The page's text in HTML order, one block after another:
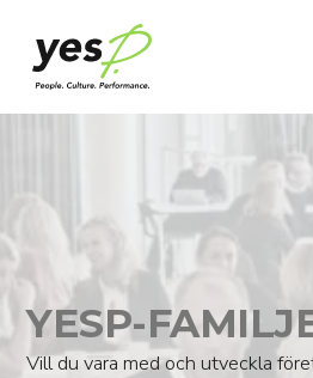
YESP-
Vill du vara med och utveckla